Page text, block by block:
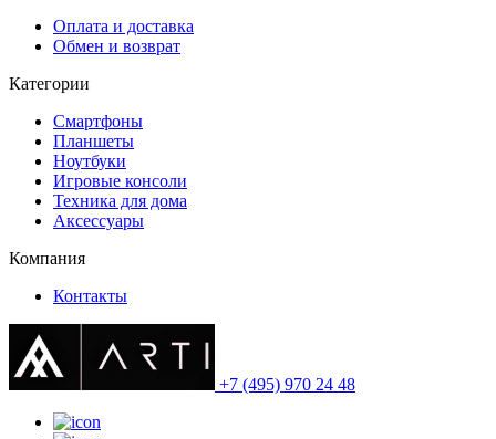
Оплата и доставка
Обмен и возврат
Категории
Смартфоны
Планшеты
Ноутбуки
Игровые консоли
Техника для дома
Аксессуары
Компания
Контакты
+7 (495) 970 24 48